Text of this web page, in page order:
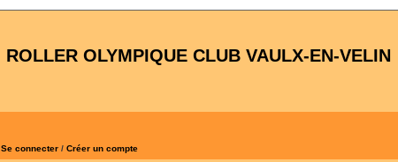
ROLLER OLYMPIQUE CLUB VAULX-EN-VELIN
Se connecter/ Créer un compte